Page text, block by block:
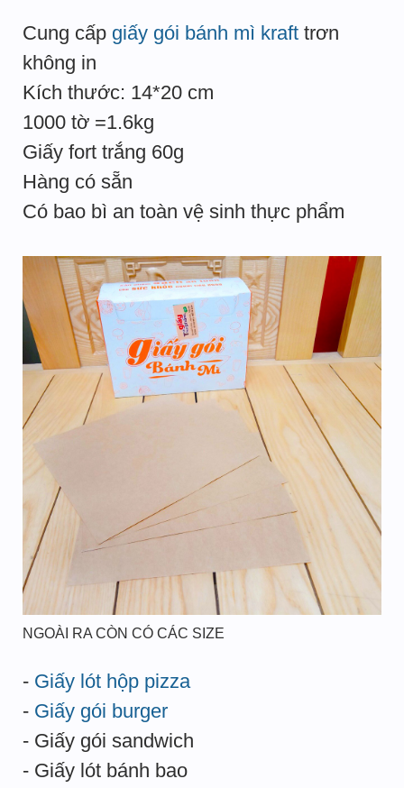
Cung cấp giấy gói bánh mì kraft trơn
không in
Kích thước: 14*20 cm
1000 tờ =1.6kg
Giấy fort trắng 60g
Hàng có sẵn
Có bao bì an toàn vệ sinh thực phẩm
NGOÀI RA CÒN CÓ CÁC SIZE
- Giấy lót hộp pizza
- Giấy gói burger
- Giấy gói sandwich
- Giấy lót bánh bao